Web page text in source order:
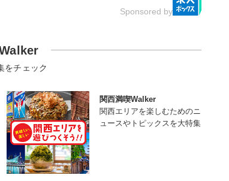
Sponsored by
をチェック
関西満喫Walker
関西エリアを楽しむためのニ
ュースやトピックスを大特集